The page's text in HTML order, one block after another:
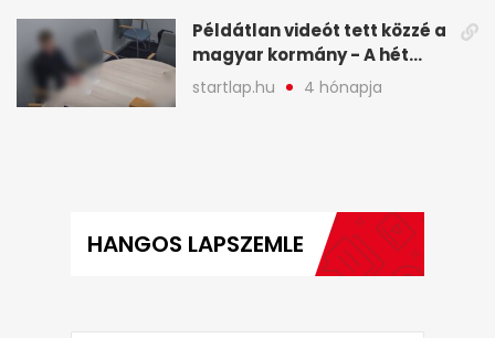
Példátlan videót tett közzé a
magyar kormány - A hét
legfontosabb hírei
képekben
startlap.hu 4 hónapja
HANGOS LAPSZEMLE